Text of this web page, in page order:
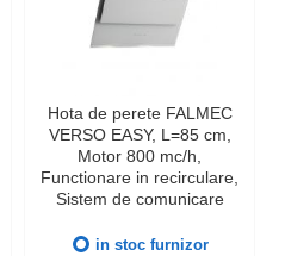
Hota de perete FALMEC
VERSO EASY, L=85 cm,
Motor 800 mc/h,
Functionare in recirculare,
Sistem de comunicare
Falmec, Dubla aspiratie,
in stoc furnizor